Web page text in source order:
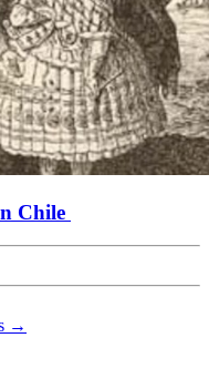
Chile
→